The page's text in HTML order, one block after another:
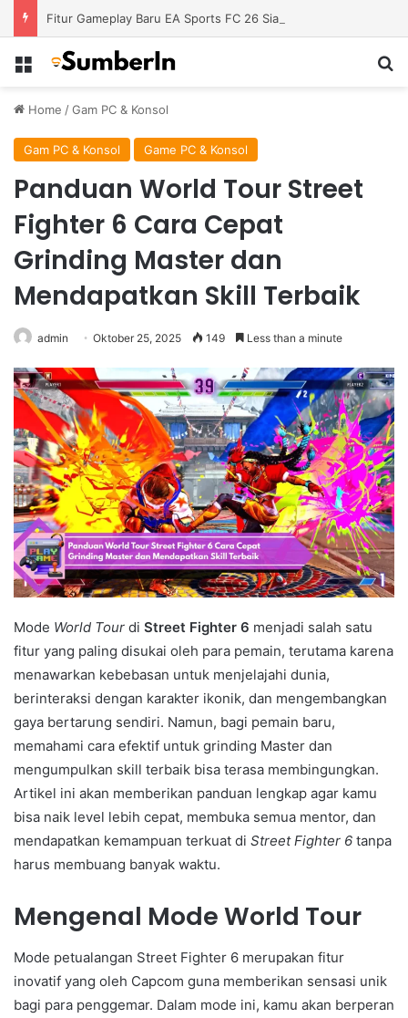
Menu
Home /Gam PC & Konsol
Gam PC & Konsol Game PC & Konsol
Panduan World Tour Street
Fighter 6 Cara Cepat
Grinding Master dan
Mendapatkan Skill Terbaik
admin Oktober 25, 2025 149 Less than a minute
Mode World Tour di Street Fighter 6 menjadi salah satu
fitur yang paling disukai oleh para pemain, terutama karena
menawarkan kebebasan untuk menjelajahi dunia,
berinteraksi dengan karakter ikonik, dan mengembangkan
gaya bertarung sendiri. Namun, bagi pemain baru,
memahami cara efektif untuk grinding Master dan
mengumpulkan skill terbaik bisa terasa membingungkan.
Artikel ini akan memberikan panduan lengkap agar kamu
bisa naik level lebih cepat, membuka semua mentor, dan
mendapatkan kemampuan terkuat di Street Fighter 6 tanpa
harus membuang banyak waktu.
Mengenal Mode World Tour
Mode petualangan Street Fighter 6 merupakan fitur
inovatif yang oleh Capcom guna memberikan sensasi unik
bagi para penggemar. Dalam mode ini, kamu akan berperan